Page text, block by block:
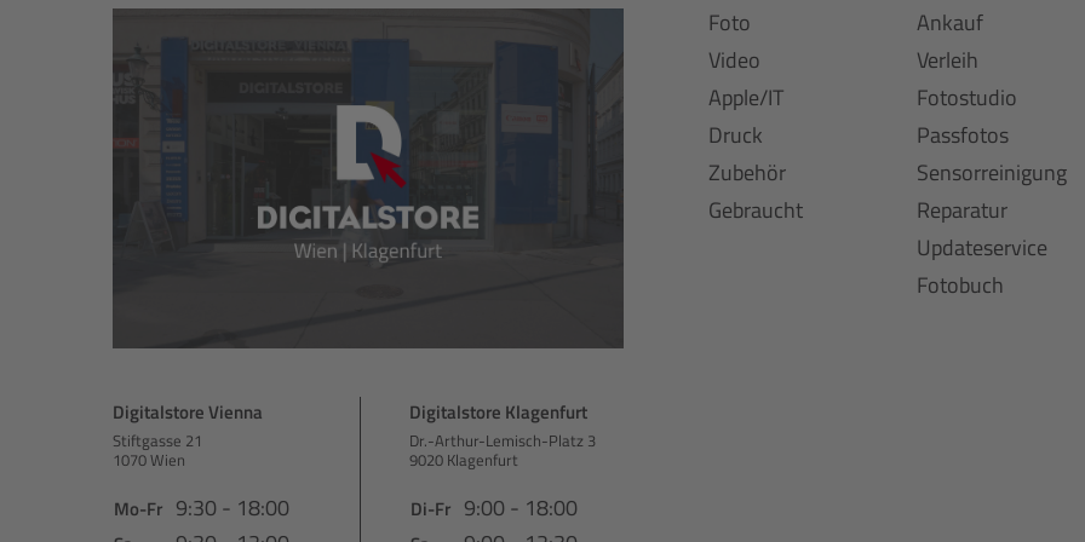
Digitalstore Vienna
Stiftgasse 21
1070 Wien
Mo-Fr 9:30 - 18:00
Digitalstore Klagenfurt
Dr.-Arthur-Lemisch-Platz 3
9020 Klagenfurt
Di-Fr 9:00 - 18:00
Foto
Video
Apple/IT
Druck
Zubehör
Gebraucht
Ankauf
Verleih
Fotostudio
Passfotos
Sensorreinigung
Reparatur
Updateservice
Fotobuch